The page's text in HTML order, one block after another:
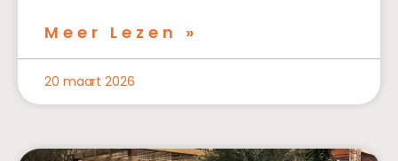
Meer Lezen »
20 maart 2026